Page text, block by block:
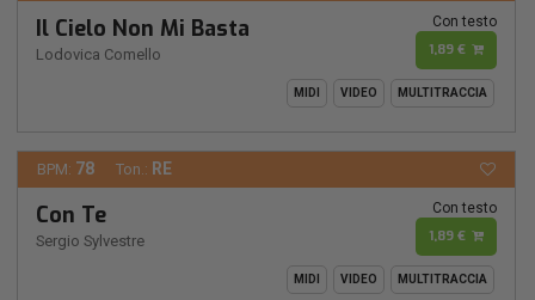
Il Cielo Non Mi Basta
Lodovica Comello
Con testo
1,89 €
MIDI VIDEO MULTITRACCIA
BPM: 78 Ton.: RE
Con Te
Sergio Sylvestre
Con testo
1,89 €
MIDI VIDEO MULTITRACCIA